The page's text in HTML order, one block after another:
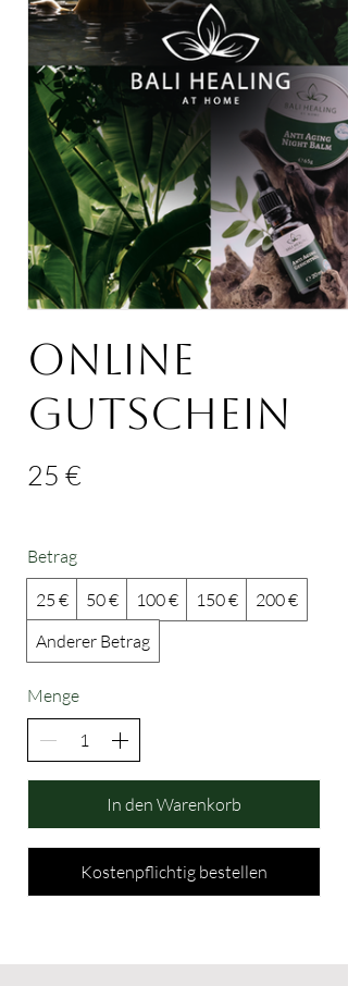
Online
Gutschein
25 €
Betrag
25 €
50 € 100 € 150 €
200 €
Anderer Betrag
Menge
In den Warenkorb
Kostenpflichtig bestellen